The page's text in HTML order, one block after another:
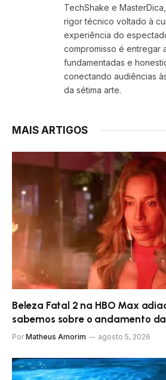
TechShake e
rigor técnico voltado à
experiência do
compromisso é entregar
fundamentadas e
conectando audiências
da sétima arte.
MAIS ARTIGOS
Beleza Fatal 2 na HBO Max
sabemos sobre o andamento
Por Matheus Amorim agosto 5, 2026